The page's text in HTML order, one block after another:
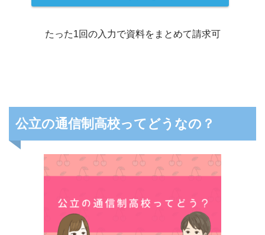
たった1回の入力で資料をまとめて請求可
公立の通信制高校ってどうなの？